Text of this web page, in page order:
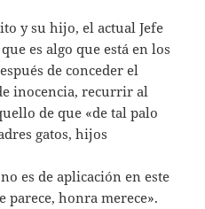
y su hijo, el actual Jefe
es algo que está en los
de conceder el
inocencia, recurrir al
de que «de tal palo
gatos, hijos
es de aplicación en este
parece, honra merece».